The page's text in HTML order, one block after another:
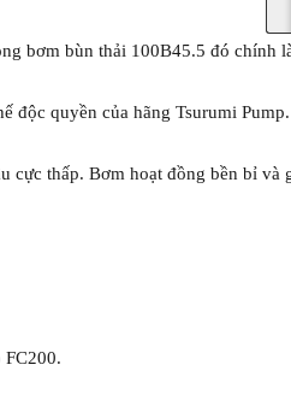
bơm bùn thải 100B45.5 đó chính
độc quyền của hãng Tsurumi
cực thấp. Bơm hoạt đồng bền bỉ và
FC200.